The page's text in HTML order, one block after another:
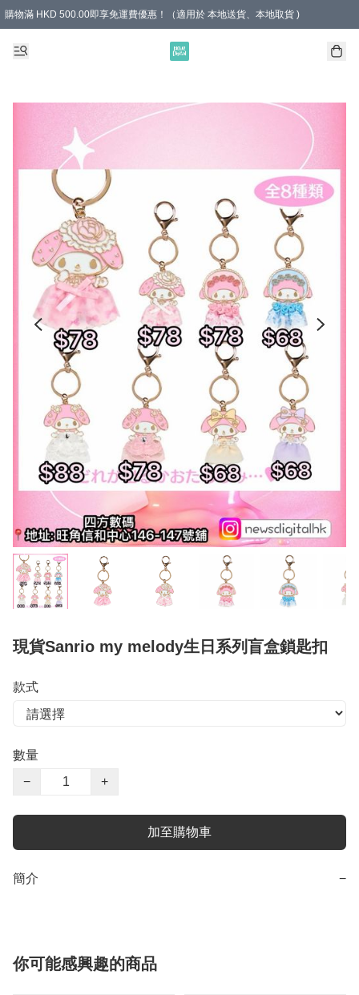
購物滿 HKD 500.00即享免運費優惠！（適用於 本地送貨、本地取貨 )
現貨Sanrio my melody生日系列盲盒鎖匙扣
款式
數量
−
+
加至購物車
簡介 −
你可能感興趣的商品